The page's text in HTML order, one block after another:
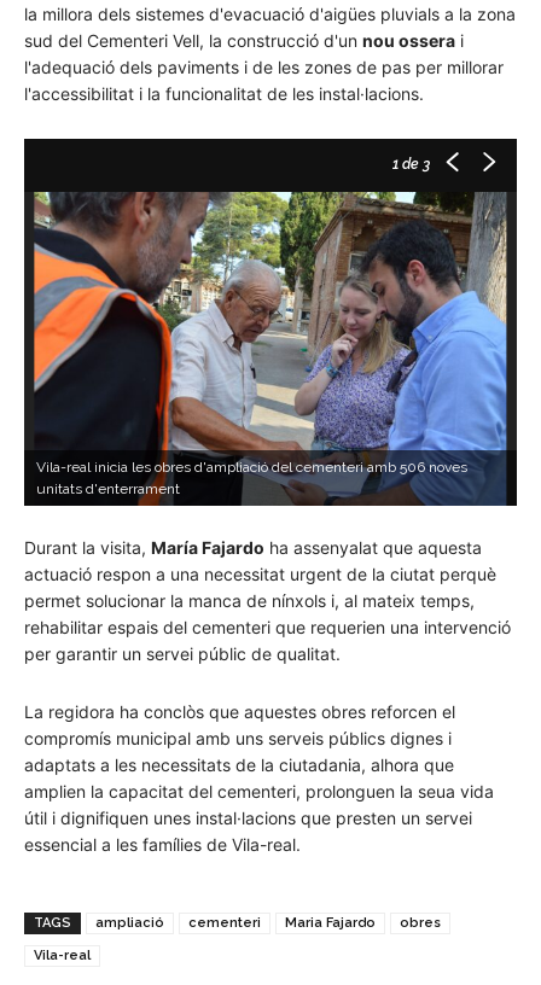
la millora dels sistemes d'evacuació d'aigües pluvials a la zona
sud del Cementeri Vell, la construcció d'un nou ossera i
l'adequació dels paviments i de les zones de pas per millorar
l'accessibilitat i la funcionalitat de les instal·lacions.
1 de 3
Vila-real inicia les obres d'ampliació del cementeri amb 506 noves
unitats d'enterrament
Durant la visita, María Fajardo ha assenyalat que aquesta
actuació respon a una necessitat urgent de la ciutat perquè
permet solucionar la manca de nínxols i, al mateix temps,
rehabilitar espais del cementeri que requerien una intervenció
per garantir un servei públic de qualitat.
La regidora ha conclòs que aquestes obres reforcen el
compromís municipal amb uns serveis públics dignes i
adaptats a les necessitats de la ciutadania, alhora que
amplien la capacitat del cementeri, prolonguen la seua vida
útil i dignifiquen unes instal·lacions que presten un servei
essencial a les famílies de Vila-real.
TAGS ampliació cementeri Maria Fajardo obres
Vila-real